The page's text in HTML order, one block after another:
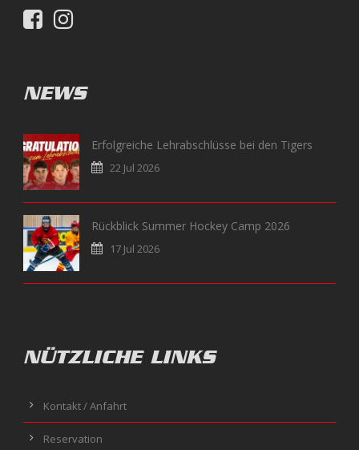
NEWS
Erfolgreiche Lehrabschlüsse bei den Tigers
22 Jul 2026
Rückblick Summer Hockey Camp 2026
17 Jul 2026
NÜTZLICHE LINKS
Kontakt / Anfahrt
Reservation